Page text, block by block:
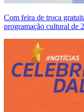
Com feira de troca
programação cultural de